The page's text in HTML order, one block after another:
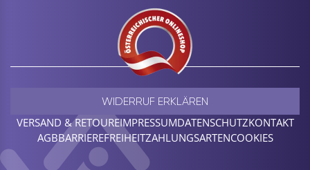
VERSAND & RETOUREIMPRESSUMDATENSCHUTZKONTAKT
AGBBARRIEREFREIHEITZAHLUNGSARTENCOOKIES
WIDERRUF ERKLÄREN